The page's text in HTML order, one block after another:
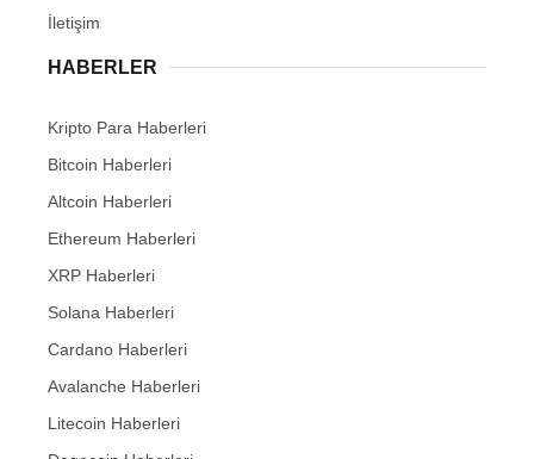
İletişim
HABERLER
Kripto Para Haberleri
Bitcoin Haberleri
Altcoin Haberleri
Ethereum Haberleri
XRP Haberleri
Solana Haberleri
Cardano Haberleri
Avalanche Haberleri
Litecoin Haberleri